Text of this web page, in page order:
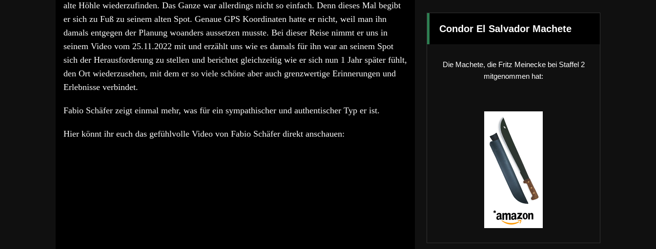
alte Höhle wiederzufinden. Das Ganze war allerdings nicht so einfach. Denn dieses Mal begibt
er sich zu Fuß zu seinem alten Spot. Genaue GPS Koordinaten hatte er nicht, weil man ihn
damals entgegen der Planung woanders aussetzen musste. Bei dieser Reise nimmt er uns in
seinem Video vom 25.11.2022 mit und erzählt uns wie es damals für ihn war an seinem Spot
sich der Herausforderung zu stellen und berichtet gleichzeitig wie er sich nun 1 Jahr später fühlt,
den Ort wiederzusehen, mit dem er so viele schöne aber auch grenzwertige Erinnerungen und
Erlebnisse verbindet.
Fabio Schäfer zeigt einmal mehr, was für ein sympathischer und authentischer Typ er ist.
Hier könnt ihr euch das gefühlvolle Video von Fabio Schäfer direkt anschauen:
Condor El Salvador Machete
Die Machete, die Fritz Meinecke bei Staffel 2
mitgenommen hat: